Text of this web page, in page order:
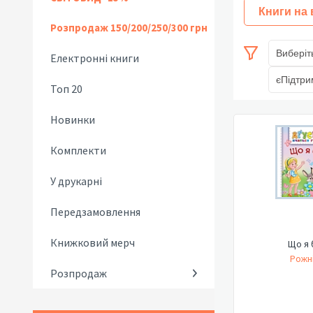
Розпродаж 150/200/250/300 грн
Електронні книги
Топ 20
Новинки
Комплекти
У друкарні
Передзамовлення
Книжковий мерч
Розпродаж
Книги на
Що я